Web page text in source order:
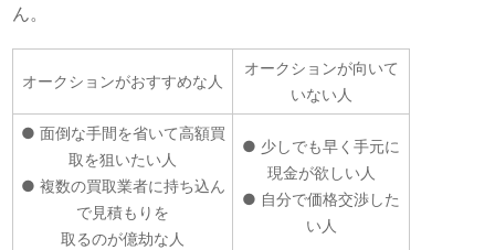
ん。
オークションがおすすめな人
オークションが向いて
いない人
● 面倒な手間を省いて高額買
取を狙いたい人
● 複数の買取業者に持ち込ん
で見積もりを
取るのが億劫な人
● 少しでも早く手元に
現金が欲しい人
● 自分で価格交渉した
い人